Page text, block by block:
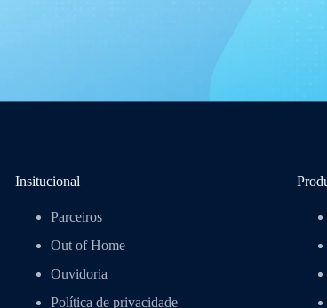
Insitucional
Parceiros
Out of Home
Ouvidoria
Política de privacidade